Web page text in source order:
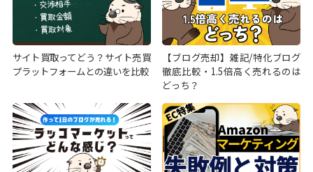
サイト買取ってどう？サイト売買
プラットフォームとの違いを比較
【ブログ売却】雑記/特化ブログ
徹底比較・1.5倍高く売れるのは
どっち？